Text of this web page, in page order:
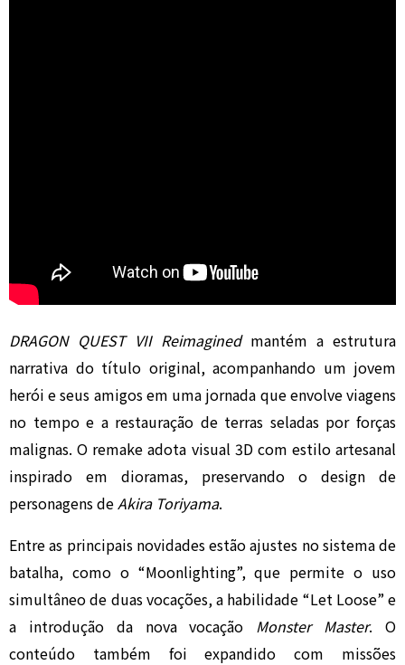
DRAGON QUEST VII Reimaginedmantém a estrutura
narrativa do título original, acompanhando um jovem
herói e seus amigos em uma jornada que envolve viagens
no tempo e a restauração de terras seladas por forças
malignas. O remake adota visual 3D com estilo artesanal
inspirado em dioramas, preservando o design de
personagens deAkira Toriyama.
Entre as principais novidades estão ajustes no sistema de
batalha, como o “Moonlighting”, que permite o uso
simultâneo de duas vocações, a habilidade “Let Loose” e
a introdução da nova vocação Monster Master. O
conteúdo também foi expandido com missões